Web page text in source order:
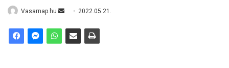
Vasarnap.hu 2022.05.21.